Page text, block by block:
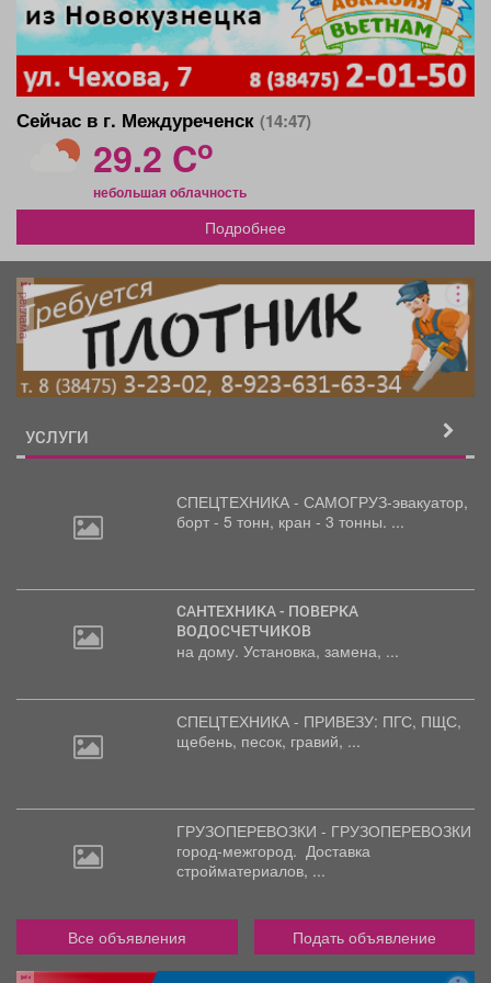
Сейчас в г. Междуреченск (14:47)
29.2 Co
небольшая облачность
Подробнее
реклама
УСЛУГИ
СПЕЦТЕХНИКА - САМОГРУЗ-эвакуатор,
борт - 5 тонн, кран - 3 тонны. ...
САНТЕХНИКА - ПОВЕРКА
ВОДОСЧЕТЧИКОВ
на дому. Установка, замена, ...
СПЕЦТЕХНИКА - ПРИВЕЗУ: ПГС, ПЩС,
щебень, песок, гравий, ...
ГРУЗОПЕРЕВОЗКИ - ГРУЗОПЕРЕВОЗКИ
город-межгород. Доставка
стройматериалов, ...
Все объявления Подать объявление